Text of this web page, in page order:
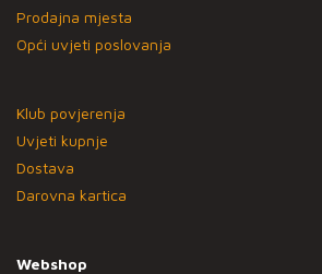
Prodajna mjesta
Opći uvjeti poslovanja
Klub povjerenja
Uvjeti kupnje
Dostava
Darovna kartica
Webshop